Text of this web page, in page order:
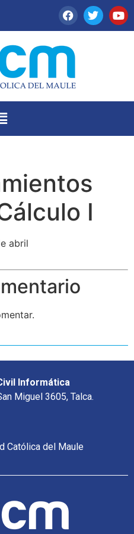
I
abril
Informática
Miguel 3605, Talca.
Católica del Maule